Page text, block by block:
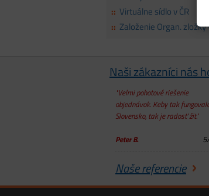
:: Virtuálne sídlo v ČR
:: Založenie Organ. zložky
Naši zákazníci nás
"Velmi pohotové riešenie
objednávok. Keby tak
Slovensko, tak je radosť žit."
5/
Peter B.
Naše referencie